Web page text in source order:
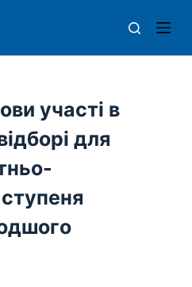
участі в
для